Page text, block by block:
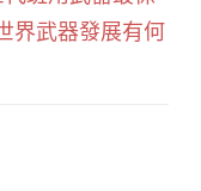
界武器發展有何